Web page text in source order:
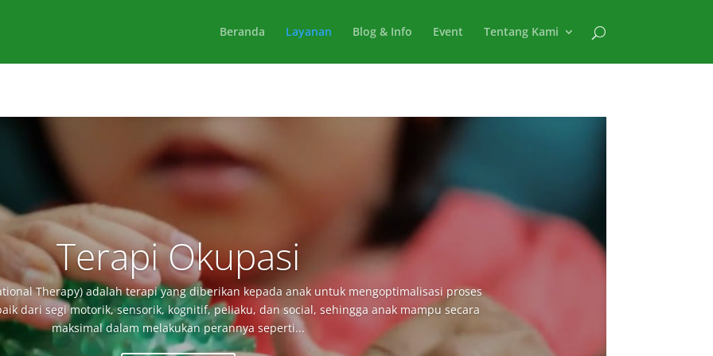
Beranda Layanan Blog & Info Event Tentang Kami
Terapi Okupasi
Therapy) adalah terapi yang diberikan kepada anak untuk mengoptimalisasi proses
dari segi motorik, sensorik, kognitif, peIiaku, dan social, sehingga anak mampu secara
maksimal dalam melakukan perannya seperti...